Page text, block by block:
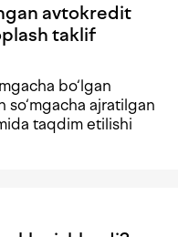
avtokredit
taklif
bo‘lgan
ajratilgan
taqdim etilishi